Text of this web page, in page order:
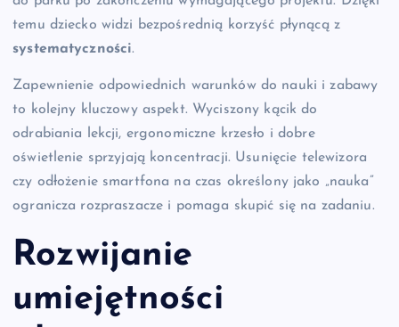
temu dziecko widzi bezpośrednią korzyść płynącą z
systematyczności.
Zapewnienie odpowiednich warunków do nauki i zabawy
to kolejny kluczowy aspekt. Wyciszony kącik do
odrabiania lekcji, ergonomiczne krzesło i dobre
oświetlenie sprzyjają koncentracji. Usunięcie telewizora
czy odłożenie smartfona na czas określony jako „nauka”
ogranicza rozpraszacze i pomaga skupić się na zadaniu.
Rozwijanie
umiejętności